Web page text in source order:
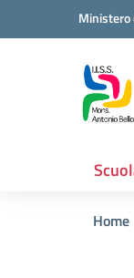
Vai ai contenuti
Vai al menu di
Home